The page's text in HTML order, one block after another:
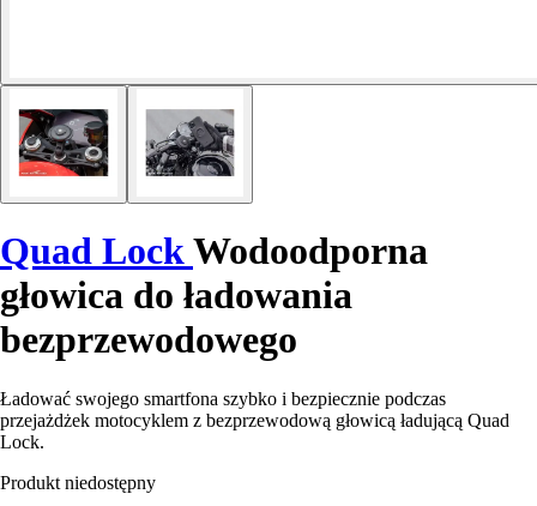
Quad LockWodoodporna
głowica do ładowania
bezprzewodowego
Ładować swojego smartfona szybko i bezpiecznie podczas
przejażdżek motocyklem z bezprzewodową głowicą ładującą Quad
Lock.
Produkt niedostępny